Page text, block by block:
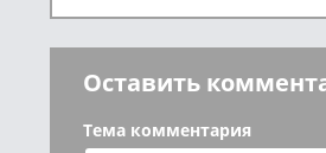
Оставить
Тема комментария